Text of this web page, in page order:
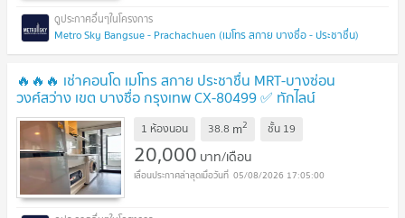
Metro Sky Bangsue - Prachachuen (เมโทร สกาย บางซื่อ - ประชาชื่น)
🔥🔥🔥 เช่าคอนโด เมโทร สกาย ประชาชื่น MRT-บางซ่อน
วงศ์สว่าง เขต บางซื่อ กรุงเทพ CX-80499 ✅ ทักไลน์
@connexproperty ตอบทันที ทีมงานมืออาชีพ ✅ 🔥🔥🔥
1 ห้องนอน 38.8 m2 ชั้น 19
20,000 บาท/เดือน
05/08/2026 17:05:00